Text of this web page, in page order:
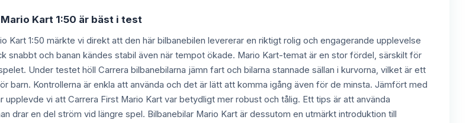
Kart 1:50 är bäst i test
Kart 1:50 märkte vi direkt att den här bilbanebilen levererar en riktigt rolig och engagerande upplevelse
snabbt och banan kändes stabil även när tempot ökade. Mario Kart-temat är en stor fördel, särskilt för
Under testet höll Carrera bilbanebilarna jämn fart och bilarna stannade sällan i kurvorna, vilket är ett
barn. Kontrollerna är enkla att använda och det är lätt att komma igång även för de minsta. Jämfört med
upplevde vi att Carrera First Mario Kart var betydligt mer robust och tålig. Ett tips är att använda
drar en del ström vid längre spel. Bilbanebilar Mario Kart är dessutom en utmärkt introduktion till